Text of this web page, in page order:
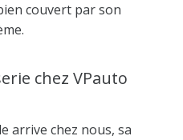
couvert par son
chez VPauto
arrive chez nous, sa